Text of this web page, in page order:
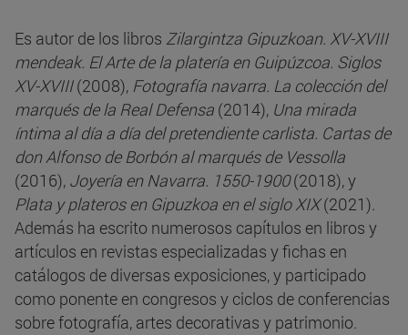
Es autor de los libros Zilargintza Gipuzkoan. XV-XVIII
mendeak. El Arte de la platería en Guipúzcoa. Siglos
XV-XVIII(2008), Fotografía navarra. La colección del
marqués de la Real Defensa (2014), Una mirada
íntima al día a día del pretendiente carlista. Cartas de
don Alfonso de Borbón al marqués de Vessolla
(2016), Joyería en Navarra. 1550-1900(2018), y
Plata y plateros en Gipuzkoa en el siglo XIX(2021).
Además ha escrito numerosos capítulos en libros y
artículos en revistas especializadas y fichas en
catálogos de diversas exposiciones, y participado
como ponente en congresos y ciclos de conferencias
sobre fotografía, artes decorativas y patrimonio.